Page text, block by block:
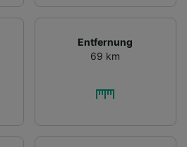
Entfernung
69 km